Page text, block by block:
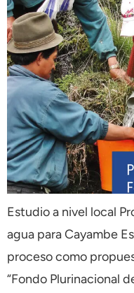
Estudio a nivel local
agua para Cayambe
proceso como
“Fondo Plurinacional